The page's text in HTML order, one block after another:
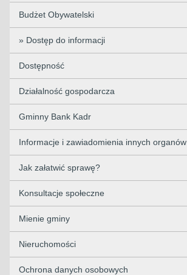
Budżet Obywatelski
» Dostęp do informacji
Dostępność
Działalność gospodarcza
Gminny Bank Kadr
Informacje i zawiadomienia innych organów
Jak załatwić sprawę?
Konsultacje społeczne
Mienie gminy
Nieruchomości
Ochrona danych osobowych